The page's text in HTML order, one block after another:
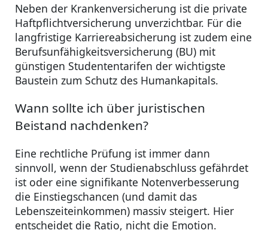
Neben der Krankenversicherung ist die private
Haftpflichtversicherung unverzichtbar. Für die
langfristige Karriereabsicherung ist zudem eine
Berufsunfähigkeitsversicherung (BU) mit
günstigen Studententarifen der wichtigste
Baustein zum Schutz des Humankapitals.
Wann sollte ich über juristischen
Beistand nachdenken?
Eine rechtliche Prüfung ist immer dann
sinnvoll, wenn der Studienabschluss gefährdet
ist oder eine signifikante Notenverbesserung
die Einstiegschancen (und damit das
Lebenszeiteinkommen) massiv steigert. Hier
entscheidet die Ratio, nicht die Emotion.